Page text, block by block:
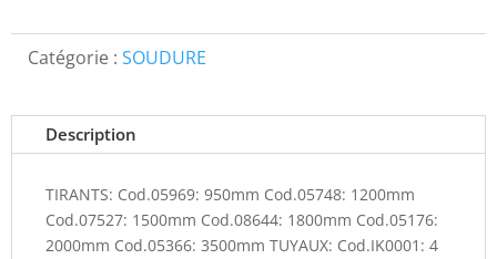
Catégorie : SOUDURE
Description
TIRANTS: Cod.05969: 950mm Cod.05748: 1200mm
Cod.07527: 1500mm Cod.08644: 1800mm Cod.05176:
2000mm Cod.05366: 3500mm TUYAUX: Cod.IK0001: 4